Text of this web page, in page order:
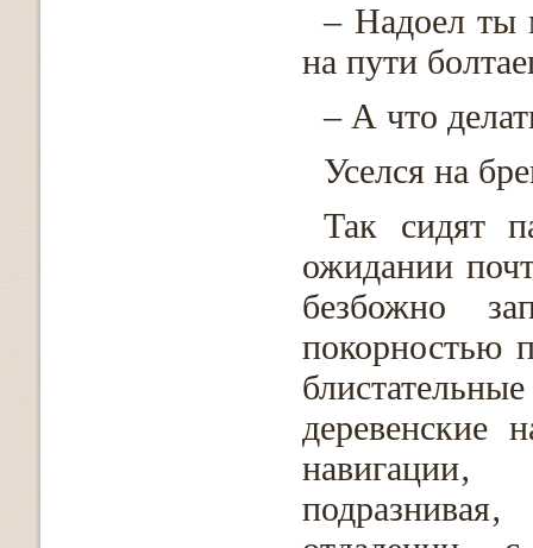
– Надоел ты
на пути
– А что
Уселся на
Так сидят
ожидании
безбожно
покорностью
деревенские